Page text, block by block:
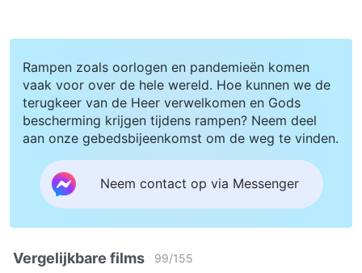
Rampen zoals oorlogen en pandemieën komen
vaak voor over de hele wereld. Hoe kunnen we de
terugkeer van de Heer verwelkomen en Gods
bescherming krijgen tijdens rampen? Neem deel
aan onze gebedsbijeenkomst om de weg te vinden.
Neem contact op via Messenger
Vergelijkbare films 99/155